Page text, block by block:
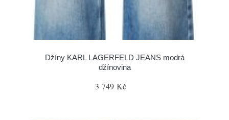
Džíny KARL LAGERFELD JEANS modrá
džínovina
3 749 Kč